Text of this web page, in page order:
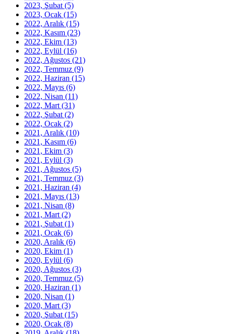
2023, Şubat (5)
2023, Ocak (15)
2022, Aralık (15)
2022, Kasım (23)
2022, Ekim (13)
2022, Eylül (16)
2022, Ağustos (21)
2022, Temmuz (9)
2022, Haziran (15)
2022, Mayıs (6)
2022, Nisan (11)
2022, Mart (31)
2022, Şubat (2)
2022, Ocak (2)
2021, Aralık (10)
2021, Kasım (6)
2021, Ekim (3)
2021, Eylül (3)
2021, Ağustos (5)
2021, Temmuz (3)
2021, Haziran (4)
2021, Mayıs (13)
2021, Nisan (8)
2021, Mart (2)
2021, Şubat (1)
2021, Ocak (6)
2020, Aralık (6)
2020, Ekim (1)
2020, Eylül (6)
2020, Ağustos (3)
2020, Temmuz (5)
2020, Haziran (1)
2020, Nisan (1)
2020, Mart (3)
2020, Şubat (15)
2020, Ocak (8)